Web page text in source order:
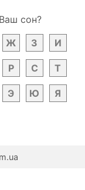
сон?
Ж З И
Р С Т
Э Ю Я